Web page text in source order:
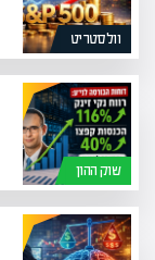
וולסטריט
שוק ההון